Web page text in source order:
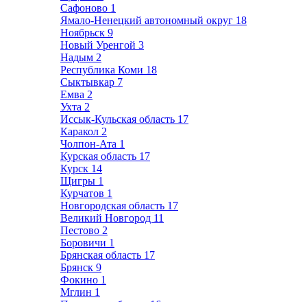
Сафоново 1
Ямало-Ненецкий автономный округ 18
Ноябрьск 9
Новый Уренгой 3
Надым 2
Республика Коми 18
Сыктывкар 7
Емва 2
Ухта 2
Иссык-Кульская область 17
Каракол 2
Чолпон-Ата 1
Курская область 17
Курск 14
Щигры 1
Курчатов 1
Новгородская область 17
Великий Новгород 11
Пестово 2
Боровичи 1
Брянская область 17
Брянск 9
Фокино 1
Мглин 1